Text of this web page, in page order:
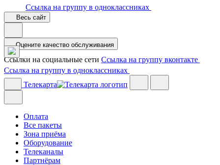
Ссылка на группу в одноклассниках
Весь сайт
Оцените качество обслуживания
Ссылки на социальные сети Ссылка на группу вконтакте
Ссылка на группу в одноклассниках
Телекарта
Оплата
Все пакеты
Зона приёма
Оборудование
Телеканалы
Партнёрам